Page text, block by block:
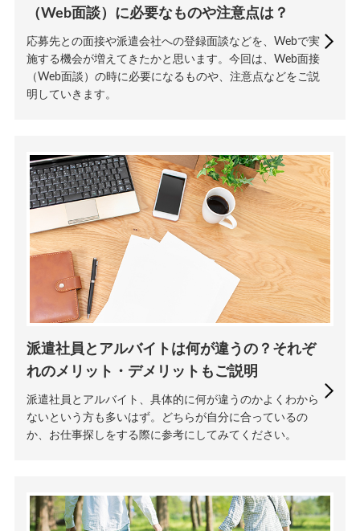
（Web面談）に必要なものや注意点は？
応募先との面接や派遣会社への登録面談などを、Webで実
施する機会が増えてきたかと思います。今回は、Web面接
（Web面談）の時に必要になるものや、注意点などをご説
明していきます。
派遣社員とアルバイトは何が違うの？それぞ
れのメリット・デメリットもご説明
派遣社員とアルバイト、具体的に何が違うのかよくわから
ないという方も多いはず。どちらが自分に合っているの
か、お仕事探しをする際に参考にしてみてください。